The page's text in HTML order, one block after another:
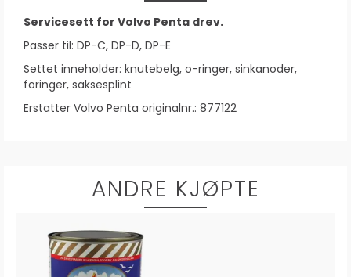
Servicesett for Volvo Penta drev.
Passer til: DP-C, DP-D, DP-E
Settet inneholder: knutebelg, o-ringer, sinkanoder,
foringer, saksesplint
Erstatter Volvo Penta originalnr.: 877122
ANDRE KJØPTE